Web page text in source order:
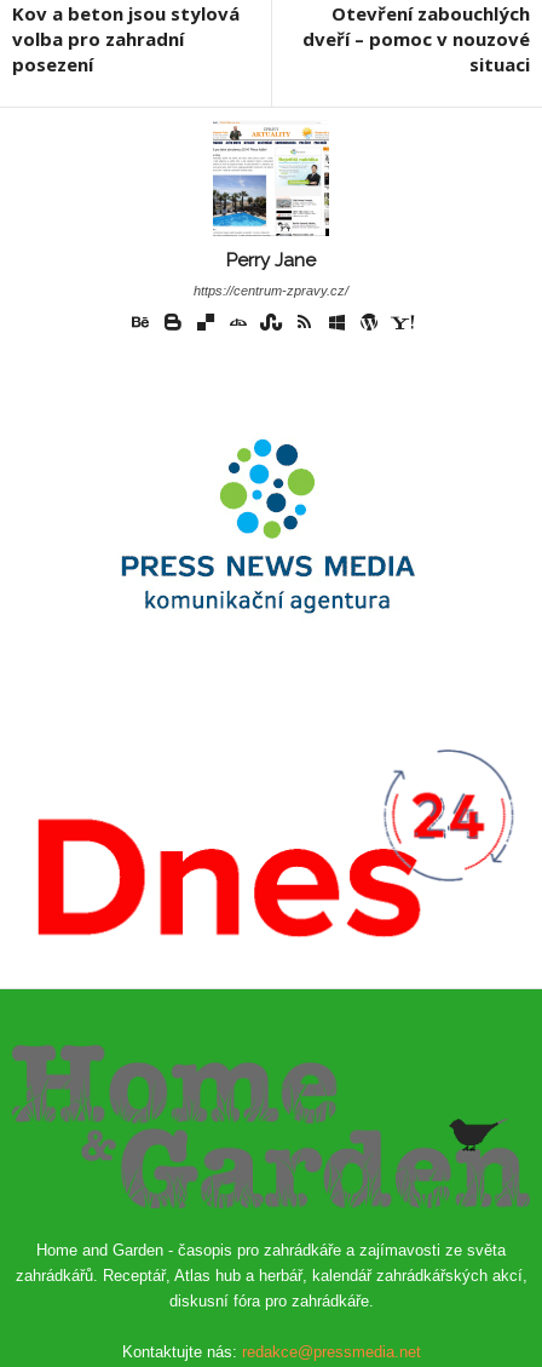
Kov a beton jsou stylová
volba pro zahradní
posezení
Otevření zabouchlých
dveří – pomoc v nouzové
situaci
Perry Jane
https://centrum-zpravy.cz/
Home and Garden - časopis pro zahrádkáře a zajímavosti ze světa
zahrádkářů. Receptář, Atlas hub a herbář, kalendář zahrádkářských akcí,
diskusní fóra pro zahrádkáře.
Kontaktujte nás: redakce@pressmedia.net